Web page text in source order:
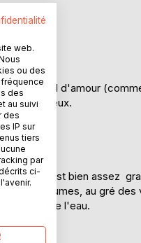
en mal d'amour
avec eux.
c'est bien assez
amertumes, au gré
au ras de l'eau.
web.
ou des
des
au suivi
des
IP sur
tiers
par
ci-